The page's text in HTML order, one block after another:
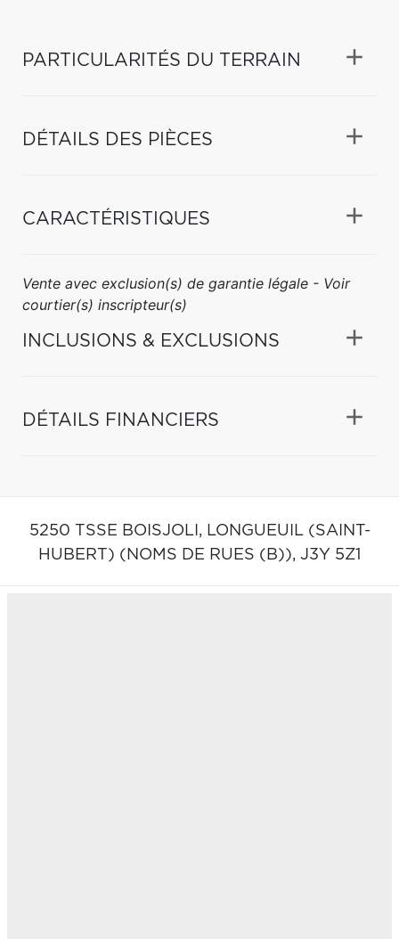
PARTICULARITÉS DU TERRAIN
DÉTAILS DES PIÈCES
CARACTÉRISTIQUES
Vente avec exclusion(s) de garantie légale - Voir
courtier(s) inscripteur(s)
INCLUSIONS & EXCLUSIONS
DÉTAILS FINANCIERS
5250 TSSE BOISJOLI, LONGUEUIL (SAINT-
HUBERT) (NOMS DE RUES (B)), J3Y 5Z1